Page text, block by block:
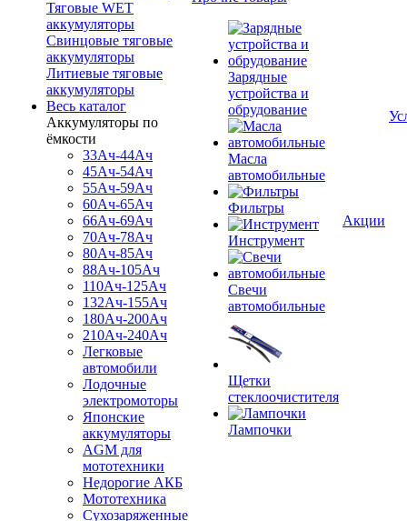
Тяговые WET
аккумуляторы
Свинцовые тяговые
аккумуляторы
Литиевые тяговые
аккумуляторы
Весь каталог
Аккумуляторы по
ёмкости
33Ач-44Ач
45Ач-54Ач
55Ач-59Ач
60Ач-65Ач
66Ач-69Ач
70Ач-78Ач
80Ач-85Ач
88Ач-105Ач
110Ач-125Ач
132Ач-155Ач
180Ач-200Ач
210Ач-240Ач
Легковые
автомобили
Лодочные
электромоторы
Японские
аккумуляторы
AGM для
мототехники
Недорогие АКБ
Мототехника
Сухозаряженные
Зарядные
устройства и
обрудование
Масла
автомобильные
Фильтры
Инструмент
Свечи
автомобильные
Щетки
стеклоочистителя
Лампочки
Акции